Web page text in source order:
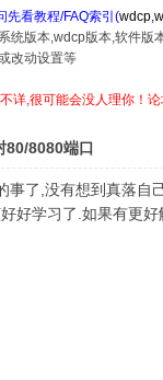
先看教程/FAQ索引(wdcp,
统版本,wdcp版本,软件版
改动设置等
详,很可能会没人理你！
80/8080端口
事了,没有想到真落自
好学习了.如果有更